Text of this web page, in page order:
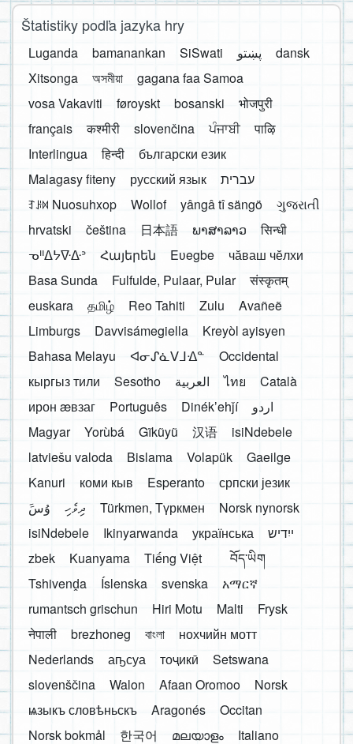
Štatistiky podľa jazyka hry
Luganda bamanankan SiSwati پښتو
dansk
Xitsonga
অসমীয়া
gagana faa Samoa
vosa Vakaviti
føroyskt bosanski
भोजपुरी
français
कश्मीरी slovenčina ਪੰਜਾਬੀ
पाऴि
Interlingua
हिन्दी
български език
Malagasy fiteny
русский язык
עברית
ꆈꌠ꒿ Nuosuhxop
Wollof yângâ tî sängö
ગુજરાતી
hrvatski
čeština 日本語 ພາສາລາວ
सिन्धी
ᓀᐦᐃᔭᐍᐏᐣ
Հայերեն Eʋegbe
чӑваш чӗлхи
Basa Sunda
Fulfulde, Pulaar, Pular
संस्कृतम्
euskara
தமிழ் Reo Tahiti Zulu
Avañeẽ
Limburgs
Davvisámegiella
Kreyòl ayisyen
Bahasa Melayu
ᐊᓂᔑᓈᐯᒧᐎᓐ
Occidental
кыргыз тили
Sesotho العربية ไทย
Català
ирон æвзаг
Português Dinékʼehǰí
اردو
Magyar
Yorùbá Gĩkũyũ 汉语
isiNdebele
latviešu valoda
Bislama Volapük
Gaeilge
Kanuri
коми кыв Esperanto
српски језик
َوُسَ
ދިވެހި Türkmen, Түркмен
Norsk nynorsk
isiNdebele
Ikinyarwanda українська
ייִדיש
zbek
Kuanyama Tiếng Việt
བོད་ཡིག
Tshivenḓa
Íslenska svenska
አማርኛ
rumantsch grischun
Hiri Motu Malti
Frysk
नेपाली
brezhoneg বাংলা
нохчийн мотт
Nederlands
аҧсуа тоҷикӣ
Setswana
slovenščina
Walon Afaan Oromoo
Norsk
ѩзыкъ словѣньскъ
Aragonés
Occitan
Norsk bokmål
한국어 മലയാളം
Italiano